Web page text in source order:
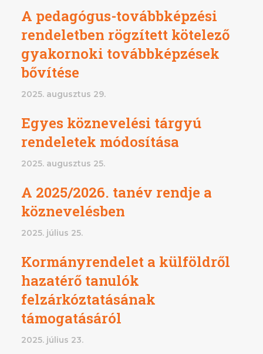
A pedagógus-továbbképzési
rendeletben rögzített kötelező
gyakornoki továbbképzések
bővítése
2025. augusztus 29.
Egyes köznevelési tárgyú
rendeletek módosítása
2025. augusztus 25.
A 2025/2026. tanév rendje a
köznevelésben
2025. július 25.
Kormányrendelet a külföldről
hazatérő tanulók
felzárkóztatásának
támogatásáról
2025. július 23.